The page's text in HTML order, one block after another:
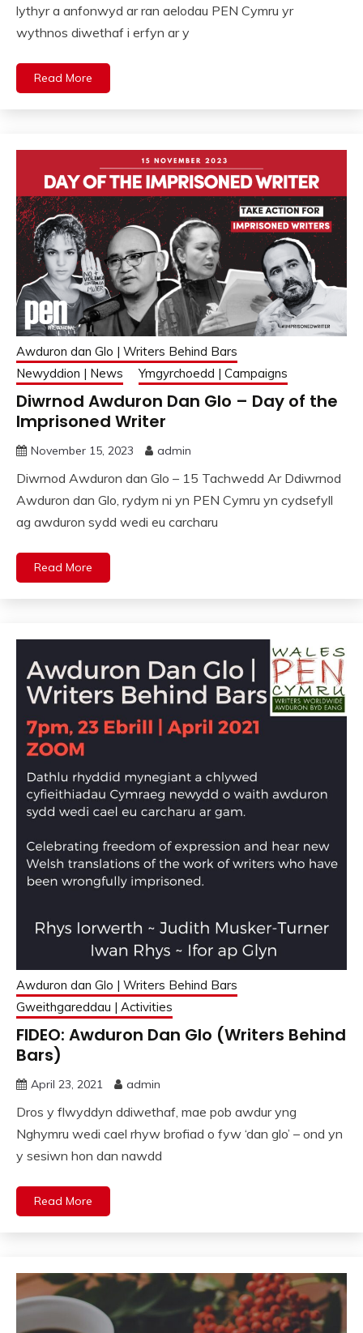
lythyr a anfonwyd ar ran aelodau PEN Cymru yr
wythnos diwethaf i erfyn ar y
Read More
Awduron dan Glo | Writers Behind Bars
Newyddion | News
Ymgyrchoedd | Campaigns
Diwrnod Awduron Dan Glo – Day of the
Imprisoned Writer
November 15, 2023 admin
Diwrnod Awduron dan Glo – 15 Tachwedd Ar Ddiwrnod
Awduron dan Glo, rydym ni yn PEN Cymru yn cydsefyll
ag awduron sydd wedi eu carcharu
Read More
Awduron dan Glo | Writers Behind Bars
Gweithgareddau | Activities
FIDEO: Awduron Dan Glo (Writers Behind
Bars)
April 23, 2021 admin
Dros y flwyddyn ddiwethaf, mae pob awdur yng
Nghymru wedi cael rhyw brofiad o fyw ‘dan glo’ – ond yn
y sesiwn hon dan nawdd
Read More